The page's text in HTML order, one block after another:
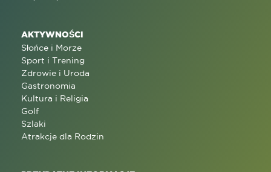
AKTYWNOŚCI
Słońce i Morze
Sport i Trening
Zdrowie i Uroda
Gastronomia
Kultura i Religia
Golf
Szlaki
Atrakcje dla Rodzin